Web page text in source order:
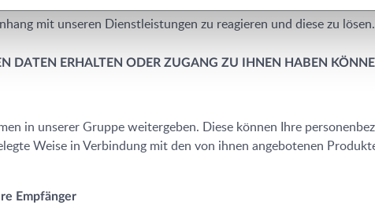
mit unseren Dienstleistungen zu reagieren und diese zu lösen.
DATEN ERHALTEN ODER ZUGANG ZU IHNEN HABEN
in unserer Gruppe weitergeben. Diese können Ihre
Weise in Verbindung mit den von ihnen angebotenen
Empfänger